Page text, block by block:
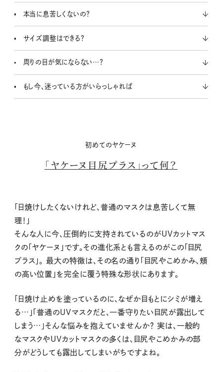
本当に息苦しくないの？
サイズ調整はできる？
周りの目が気にならない…？
もし今、迷っている方がいらっしゃれば
初めてのヤケーヌ
「ヤケーヌ目尻プラス」って何？
「日焼けしたくないけれど、普通のマスクは息苦しくて無
理！」
そんな人に今、圧倒的に支持されているのがUVカットマス
クの「ヤケーヌ」です。その進化系とも言えるのがこの「目尻
プラス」。 最大の特徴は、その名の通り「目尻やこめかみ、頬
の高い位置」を完全に覆う特殊な形状にあります。
「日焼け止めを塗っているのに、なぜか目もとにシミが増え
る…」「普通のUVマスクだと、一番守りたい目尻が露出して
しまう…」そんな悩みを抱えていませんか？ 実は、一般的
なマスクやUVカットマスクの多くは、目尻やこめかみの部
分がどうしても露出してしまいがちですよね。